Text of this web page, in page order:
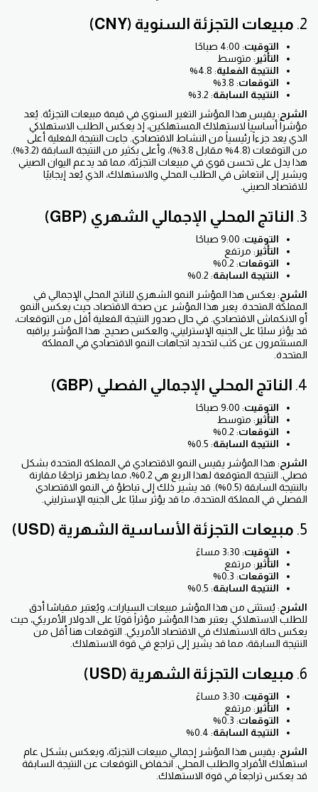
2. مبيعات التجزئة السنوية (CNY)
التوقيت: 4:00 صباحًا
التأثير : متوسط
النتيجة الفعلية: 4.8%
التوقعات: 3.8%
النتيجة السابقة: 3.2%
الشرح : يقيس هذا المؤشر التغير السنوي في قيمة مبيعات التجزئة. يُعد
مؤشراً أساسياً لاستهلاك المستهلكين، إذ يعكس الطلب الاستهلاكي
الذي يعد جزءاً رئيسياً من النشاط الاقتصادي. جاءت النتيجة الفعلية أعلى
من التوقعات (4.8% مقابل 3.8%)، وأعلى بكثير من النتيجة السابقة (3.2%).
هذا يدل على تحسن قوي في مبيعات التجزئة، مما قد يدعم اليوان الصيني
ويشير إلى انتعاش في الطلب المحلي والاستهلاك، الذي يُعد إيجابيًا
للاقتصاد الصيني.
3. الناتج المحلي الإجمالي الشهري (GBP)
التوقيت: 9:00 صباحًا
التأثير : مرتفع
التوقعات: 0.2%
النتيجة السابقة: 0.2%
الشرح : يعكس هذا المؤشر النمو الشهري للناتج المحلي الإجمالي في
المملكة المتحدة. يعبر هذا المؤشر عن صحة الاقتصاد، حيث يعكس النمو
أو الانكماش الاقتصادي. في حال صدور النتيجة الفعلية أقل من التوقعات،
قد يؤثر سلبًا على الجنيه الإسترليني، والعكس صحيح. هذا المؤشر يراقبه
المستثمرون عن كثب لتحديد اتجاهات النمو الاقتصادي في المملكة
المتحدة.
4. الناتج المحلي الإجمالي الفصلي (GBP)
التوقيت: 9:00 صباحًا
التأثير : متوسط
التوقعات: 0.2%
النتيجة السابقة: 0.5%
الشرح : هذا المؤشر يقيس النمو الاقتصادي في المملكة المتحدة بشكل
فصلي. النتيجة المتوقعة لهذا الربع هي 0.2%، مما يظهر تراجعًا مقارنة
بالنتيجة السابقة (0.5%). قد يشير ذلك إلى تباطؤ في النمو الاقتصادي
الفصلي في المملكة المتحدة، ما قد يؤثر سلبًا على الجنيه الإسترليني.
5. مبيعات التجزئة الأساسية الشهرية (USD)
التوقيت: 3:30 مساءً
التأثير : مرتفع
التوقعات: 0.3%
النتيجة السابقة: 0.5%
الشرح : يُستثنى من هذا المؤشر مبيعات السيارات، ويُعتبر مقياسًا أدق
للطلب الاستهلاكي. يعتبر هذا المؤشر مؤثراً قويًا على الدولار الأمريكي، حيث
يعكس حالة الاستهلاك في الاقتصاد الأمريكي. التوقعات هنا أقل من
النتيجة السابقة، مما قد يشير إلى تراجع في قوة الاستهلاك.
6. مبيعات التجزئة الشهرية (USD)
التوقيت: 3:30 مساءً
التأثير : مرتفع
التوقعات: 0.3%
النتيجة السابقة: 0.4%
الشرح : يقيس هذا المؤشر إجمالي مبيعات التجزئة، ويعكس بشكل عام
استهلاك الأفراد والطلب المحلي. انخفاض التوقعات عن النتيجة السابقة
قد يعكس تراجعاً في قوة الاستهلاك.